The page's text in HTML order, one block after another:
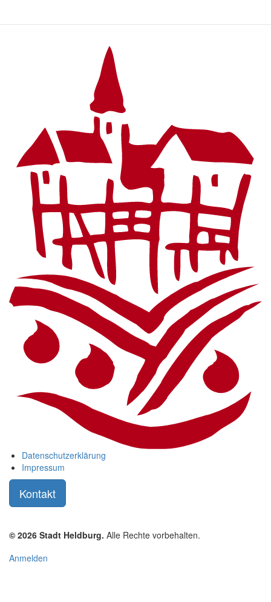
Datenschutzerklärung
Impressum
Kontakt
© 2026 Stadt Heldburg. Alle Rechte vorbehalten.
User
Anmelden